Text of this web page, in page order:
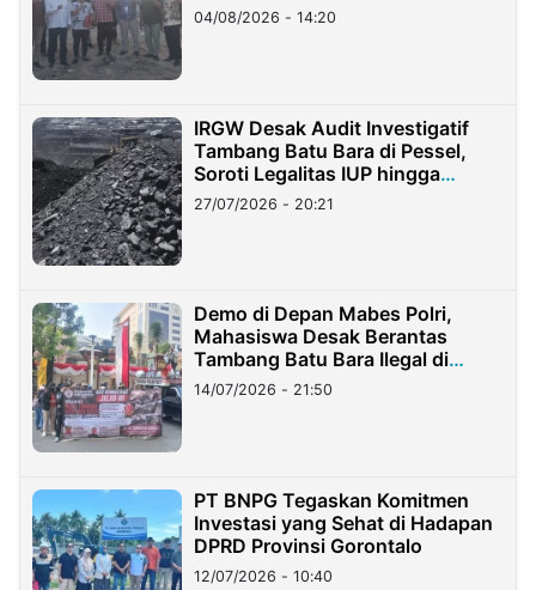
04/08/2026 - 14:20
IRGW Desak Audit Investigatif
Tambang Batu Bara di Pessel,
Soroti Legalitas IUP hingga
Stockpile
27/07/2026 - 20:21
Demo di Depan Mabes Polri,
Mahasiswa Desak Berantas
Tambang Batu Bara Ilegal di
Lampung
14/07/2026 - 21:50
PT BNPG Tegaskan Komitmen
Investasi yang Sehat di Hadapan
DPRD Provinsi Gorontalo
12/07/2026 - 10:40